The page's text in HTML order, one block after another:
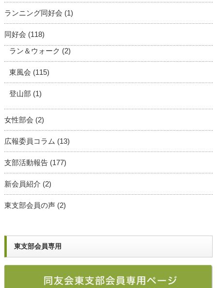
ランニング同好会 (1)
同好会 (118)
ラン＆ウォーク (2)
東風会 (115)
登山部 (1)
女性部会 (2)
広報委員コラム (13)
支部活動報告(177)
新会員紹介 (2)
東支部会員の声(2)
東支部会員専用